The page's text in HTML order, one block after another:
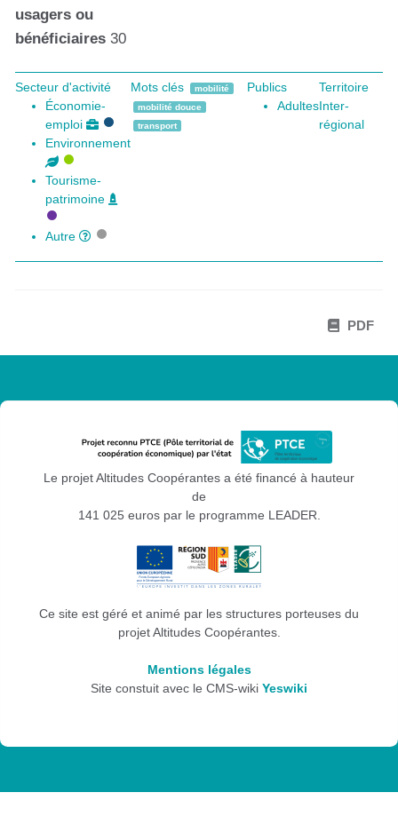
usagers ou
bénéficiaires 30
Secteur d'activité
Économie-
emploi
Environnement
Tourisme-
patrimoine
Autre
Mots clés
mobilité
mobilité douce
transport
Publics
Adultes
Territoire
Inter-
régional
PDF
Le projet Altitudes Coopérantes a été financé à hauteur
de
141 025 euros par le programme LEADER.
Ce site est géré et animé par les structures porteuses du
projet Altitudes Coopérantes.
Mentions légales
Site constuit avec le CMS-wiki Yeswiki